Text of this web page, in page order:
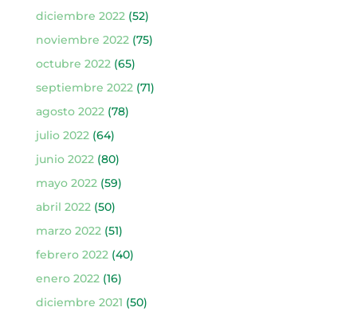
diciembre 2022 (52)
noviembre 2022 (75)
octubre 2022 (65)
septiembre 2022 (71)
agosto 2022 (78)
julio 2022 (64)
junio 2022 (80)
mayo 2022 (59)
abril 2022 (50)
marzo 2022 (51)
febrero 2022 (40)
enero 2022 (16)
diciembre 2021 (50)